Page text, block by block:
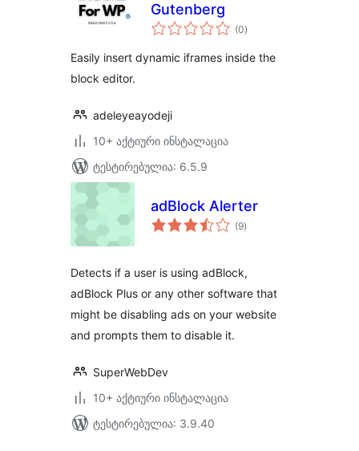
Gutenberg
(0საერთო
რეიტინგი
)
Easily insert dynamic iframes inside the
block editor.
adeleyeayodeji
10+ აქტიური ინსტალაცია
ტესტირებულია: 6.5.9
adBlock Alerter
(9საერთო
რეიტინგი
)
Detects if a user is using adBlock,
adBlock Plus or any other software that
might be disabling ads on your website
and prompts them to disable it.
SuperWebDev
10+ აქტიური ინსტალაცია
ტესტირებულია: 3.9.40